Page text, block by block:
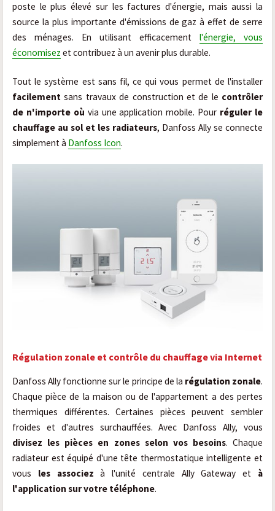
poste le plus élevé sur les factures d'énergie, mais aussi la
source la plus importante d'émissions de gaz à effet de serre
des ménages. En utilisant efficacement l'énergie, vous
économisez et contribuez à un avenir plus durable.
Tout le système est sans fil, ce qui vous permet de l'installer
facilement sans travaux de construction et de le contrôler
de n'importe où via une application mobile. Pour réguler le
chauffage au sol et les radiateurs, Danfoss Ally se connecte
simplement à Danfoss Icon.
Régulation zonale et contrôle du chauffage via Internet
Danfoss Ally fonctionne sur le principe de la régulation zonale.
Chaque pièce de la maison ou de l'appartement a des pertes
thermiques différentes. Certaines pièces peuvent sembler
froides et d'autres surchauffées. Avec Danfoss Ally, vous
divisez les pièces en zones selon vos besoins. Chaque
radiateur est équipé d'une tête thermostatique intelligente et
vous les associezàl'unité centrale Ally Gateway et à
l'application sur votre téléphone.